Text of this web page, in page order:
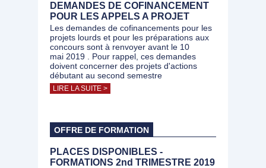
DEMANDES DE COFINANCEMENT
POUR LES APPELS A PROJET
Les demandes de cofinancements pour les
projets lourds et pour les préparations aux
concours sont à renvoyer avant le 10
mai 2019 . Pour rappel, ces demandes
doivent concerner des projets d'actions
débutant au second semestre
LIRE LA SUITE >
OFFRE DE FORMATION
PLACES DISPONIBLES -
FORMATIONS 2nd TRIMESTRE 2019